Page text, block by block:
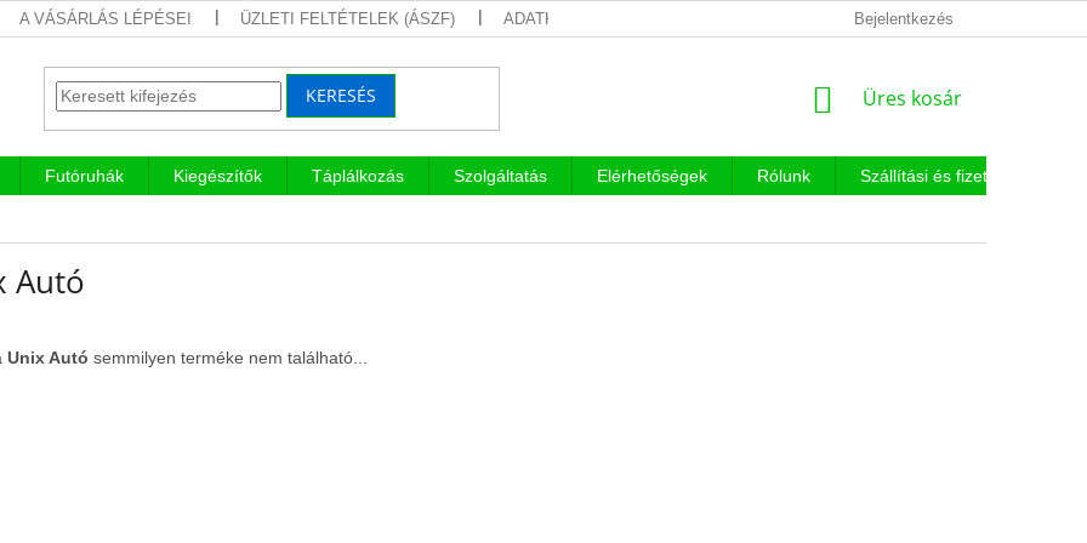
A VÁSÁRLÁS LÉPÉSEI ÜZLETI FELTÉTELEK (ÁSZF) ADATKEZELÉSI TÁJÉKOZTATÓ Bejelentkezés
KERESÉS KOSÁR
Üres kosár
Futóruhák Kiegészítők Táplálkozás Szolgáltatás Elérhetőségek Rólunk Szállítási és fizetési feltételek
Autó
Unix Autó semmilyen terméke nem található...